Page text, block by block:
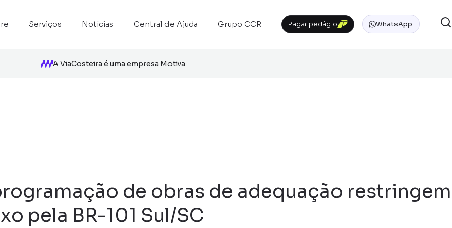
Serviços Notícias Central de Ajuda Grupo CCR Pagar pedágio WhatsApp
A ViaCosteira é uma empresa Motiva
de obras de adequação restringem
pela BR-101 Sul/SC